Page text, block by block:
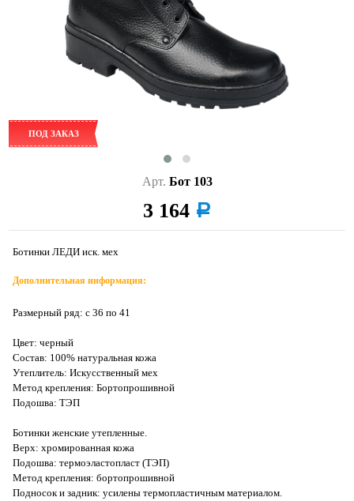
ПОД ЗАКАЗ
Арт. Бот 103
3 164 a
Ботинки ЛЕДИ иск. мех
Дополнительная информация:
Размерный ряд: с 36 по 41
Цвет: черный
Состав: 100% натуральная кожа
Утеплитель: Искусственный мех
Метод крепления: Бортопрошивной
Подошва: ТЭП
Ботинки женские утепленные.
Верх: хромированная кожа
Подошва: термоэластопласт (ТЭП)
Метод крепления: бортопрошивной
Подносок и задник: усилены термопластичным материалом.